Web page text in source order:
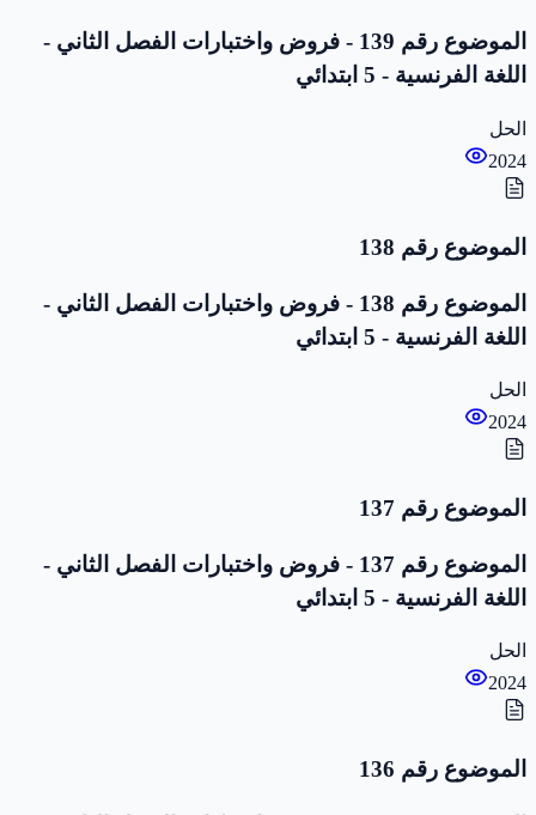
الموضوع رقم 139 - فروض واختبارات الفصل الثاني -
اللغة الفرنسية - 5 ابتدائي
الحل
2024
الموضوع رقم 138
الموضوع رقم 138 - فروض واختبارات الفصل الثاني -
اللغة الفرنسية - 5 ابتدائي
الحل
2024
الموضوع رقم 137
الموضوع رقم 137 - فروض واختبارات الفصل الثاني -
اللغة الفرنسية - 5 ابتدائي
الحل
2024
الموضوع رقم 136